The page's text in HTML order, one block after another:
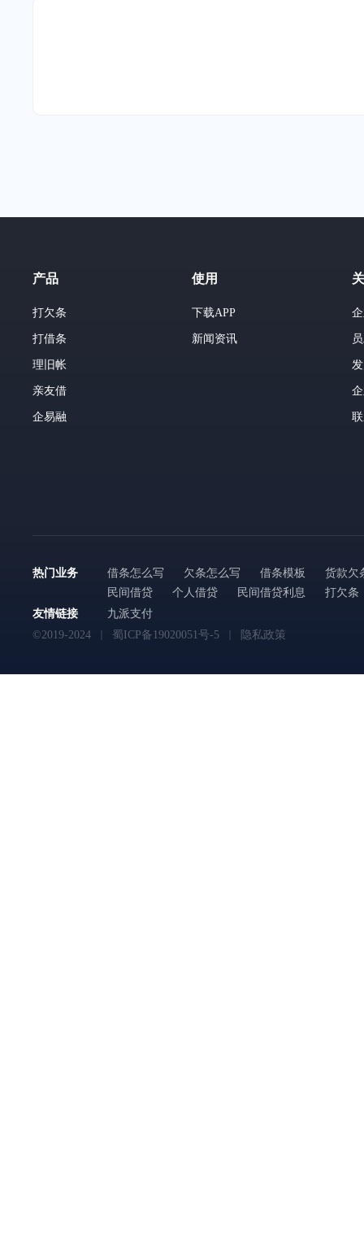
产品
打欠条
打借条
理旧帐
亲友借
企易融
使用
下载APP
新闻资讯
热门业务 借条怎么写 欠条怎么写 借条模板
货款欠
民间借贷
个人借贷 民间借贷利息
打欠条
友情链接
九派支付
©2019-2024
蜀ICP备19020051号-5 隐私政策